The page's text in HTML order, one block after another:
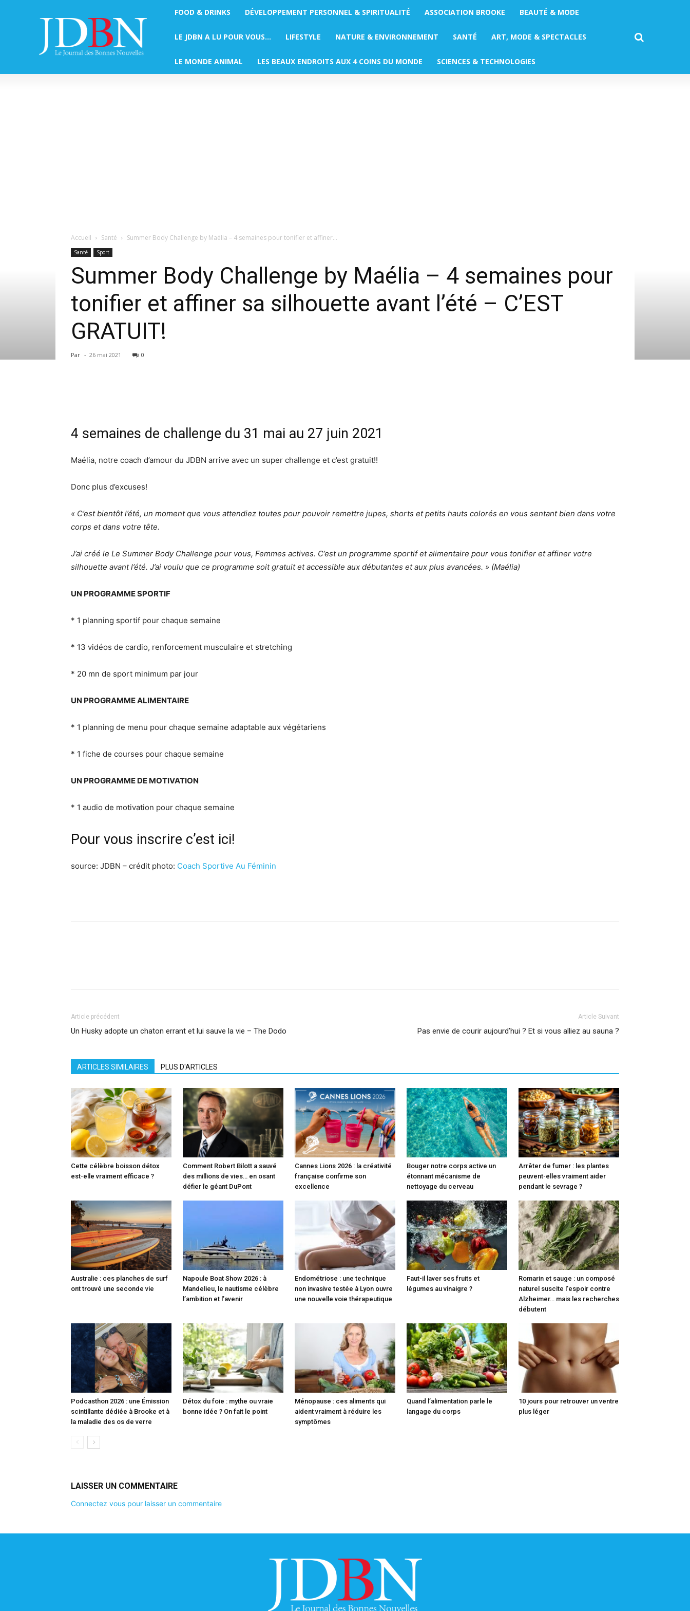
FOOD & DRINKS DÉVELOPPEMENT PERSONNEL & SPIRITUALITÉ ASSOCIATION BROOKE BEAUTÉ & MODE
LE JDBN A LU POUR VOUS… LIFESTYLE NATURE & ENVIRONNEMENT SANTÉ ART, MODE & SPECTACLES
LE MONDE ANIMAL LES BEAUX ENDROITS AUX 4 COINS DU MONDE SCIENCES & TECHNOLOGIES
Accueil Santé Summer Body Challenge by Maélia – 4 semaines pour tonifier et affiner...
Santé Sport
Summer Body Challenge by Maélia – 4 semaines pour
tonifier et affiner sa silhouette avant l’été – C’EST
GRATUIT!
Par - 26 mai 2021 0
4 semaines de challenge du 31 mai au 27 juin 2021
Maélia, notre coach d’amour du JDBN arrive avec un super challenge et c’est gratuit!!
Donc plus d’excuses!
« C’est bientôt l’été, un moment que vous attendiez toutes pour pouvoir remettre jupes, shorts et petits hauts colorés en vous sentant bien dans votre
corps et dans votre tête.
J’ai créé le Le Summer Body Challenge pour vous, Femmes actives. C’est un programme sportif et alimentaire pour vous tonifier et affiner votre
silhouette avant l’été. J’ai voulu que ce programme soit gratuit et accessible aux débutantes et aux plus avancées. » (Maélia)
UN PROGRAMME SPORTIF
* 1 planning sportif pour chaque semaine
* 13 vidéos de cardio, renforcement musculaire et stretching
* 20 mn de sport minimum par jour
UN PROGRAMME ALIMENTAIRE
* 1 planning de menu pour chaque semaine adaptable aux végétariens
* 1 fiche de courses pour chaque semaine
UN PROGRAMME DE MOTIVATION
* 1 audio de motivation pour chaque semaine
Pour vous inscrire c’est ici!
source: JDBN – crédit photo: Coach Sportive Au Féminin
Article précédent
Un Husky adopte un chaton errant et lui sauve la vie – The Dodo
Article Suivant
Pas envie de courir aujourd’hui ? Et si vous alliez au sauna ?
ARTICLES SIMILAIRES PLUS D'ARTICLES
Cette célèbre boisson détox
est-elle vraiment efficace ?
Comment Robert Bilott a sauvé
des millions de vies… en osant
défier le géant DuPont
Cannes Lions 2026 : la créativité
française confirme son
excellence
Bouger notre corps active un
étonnant mécanisme de
nettoyage du cerveau
Arrêter de fumer : les plantes
peuvent-elles vraiment aider
pendant le sevrage ?
Australie : ces planches de surf
ont trouvé une seconde vie
Napoule Boat Show 2026 : à
Mandelieu, le nautisme célèbre
l’ambition et l’avenir
Endométriose : une technique
non invasive testée à Lyon ouvre
une nouvelle voie thérapeutique
Faut-il laver ses fruits et
légumes au vinaigre ?
Romarin et sauge : un composé
naturel suscite l’espoir contre
Alzheimer… mais les recherches
débutent
Podcasthon 2026 : une Émission
scintillante dédiée à Brooke et à
la maladie des os de verre
Détox du foie : mythe ou vraie
bonne idée ? On fait le point
Ménopause : ces aliments qui
aident vraiment à réduire les
symptômes
Quand l’alimentation parle le
langage du corps
10 jours pour retrouver un ventre
plus léger
LAISSER UN COMMENTAIRE
Connectez vous pour laisser un commentaire